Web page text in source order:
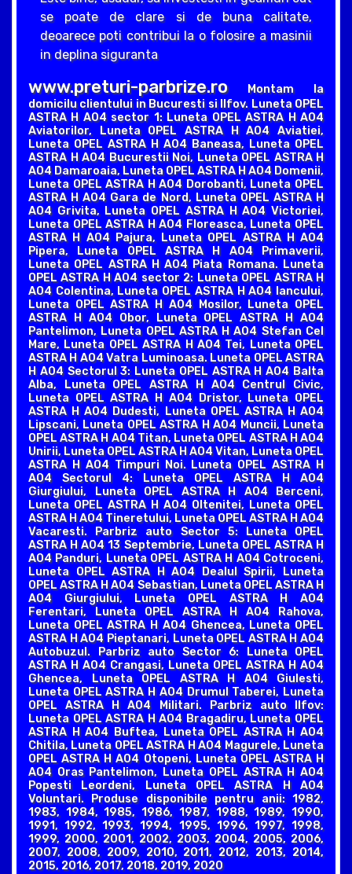
se poate de clare si de buna calitate,
deoarece poti contribui la o folosire a masinii
in deplina siguranta
www.preturi-parbrize.roMontam la
domicilu clientului in Bucuresti si Ilfov. Luneta OPEL
ASTRA H A04 sector 1: Luneta OPEL ASTRA H A04
Aviatorilor, Luneta OPEL ASTRA H A04 Aviatiei,
Luneta OPEL ASTRA H A04 Baneasa, Luneta OPEL
ASTRA H A04 Bucurestii Noi, Luneta OPEL ASTRA H
A04 Damaroaia, Luneta OPEL ASTRA H A04 Domenii,
Luneta OPEL ASTRA H A04 Dorobanti, Luneta OPEL
ASTRA H A04 Gara de Nord, Luneta OPEL ASTRA H
A04 Grivita, Luneta OPEL ASTRA H A04 Victoriei,
Luneta OPEL ASTRA H A04 Floreasca, Luneta OPEL
ASTRA H A04 Pajura, Luneta OPEL ASTRA H A04
Pipera, Luneta OPEL ASTRA H A04 Primaverii,
Luneta OPEL ASTRA H A04 Piata Romana. Luneta
OPEL ASTRA H A04 sector 2: Luneta OPEL ASTRA H
A04 Colentina, Luneta OPEL ASTRA H A04 Iancului,
Luneta OPEL ASTRA H A04 Mosilor, Luneta OPEL
ASTRA H A04 Obor, Luneta OPEL ASTRA H A04
Pantelimon, Luneta OPEL ASTRA H A04 Stefan Cel
Mare, Luneta OPEL ASTRA H A04 Tei, Luneta OPEL
ASTRA H A04 Vatra Luminoasa. Luneta OPEL ASTRA
H A04 Sectorul 3: Luneta OPEL ASTRA H A04 Balta
Alba, Luneta OPEL ASTRA H A04 Centrul Civic,
Luneta OPEL ASTRA H A04 Dristor, Luneta OPEL
ASTRA H A04 Dudesti, Luneta OPEL ASTRA H A04
Lipscani, Luneta OPEL ASTRA H A04 Muncii, Luneta
OPEL ASTRA H A04 Titan, Luneta OPEL ASTRA H A04
Unirii, Luneta OPEL ASTRA H A04 Vitan, Luneta OPEL
ASTRA H A04 Timpuri Noi. Luneta OPEL ASTRA H
A04 Sectorul 4: Luneta OPEL ASTRA H A04
Giurgiului, Luneta OPEL ASTRA H A04 Berceni,
Luneta OPEL ASTRA H A04 Oltenitei, Luneta OPEL
ASTRA H A04 Tineretului, Luneta OPEL ASTRA H A04
Vacaresti. Parbriz auto Sector 5: Luneta OPEL
ASTRA H A04 13 Septembrie, Luneta OPEL ASTRA H
A04 Panduri, Luneta OPEL ASTRA H A04 Cotroceni,
Luneta OPEL ASTRA H A04 Dealul Spirii, Luneta
OPEL ASTRA H A04 Sebastian, Luneta OPEL ASTRA H
A04 Giurgiului, Luneta OPEL ASTRA H A04
Ferentari, Luneta OPEL ASTRA H A04 Rahova,
Luneta OPEL ASTRA H A04 Ghencea, Luneta OPEL
ASTRA H A04 Pieptanari, Luneta OPEL ASTRA H A04
Autobuzul. Parbriz auto Sector 6: Luneta OPEL
ASTRA H A04 Crangasi, Luneta OPEL ASTRA H A04
Ghencea, Luneta OPEL ASTRA H A04 Giulesti,
Luneta OPEL ASTRA H A04 Drumul Taberei, Luneta
OPEL ASTRA H A04 Militari. Parbriz auto Ilfov:
Luneta OPEL ASTRA H A04 Bragadiru, Luneta OPEL
ASTRA H A04 Buftea, Luneta OPEL ASTRA H A04
Chitila, Luneta OPEL ASTRA H A04 Magurele, Luneta
OPEL ASTRA H A04 Otopeni, Luneta OPEL ASTRA H
A04 Oras Pantelimon, Luneta OPEL ASTRA H A04
Popesti Leordeni, Luneta OPEL ASTRA H A04
Voluntari. Produse disponibile pentru anii: 1982,
1983, 1984, 1985, 1986, 1987, 1988, 1989, 1990,
1991, 1992, 1993, 1994, 1995, 1996, 1997, 1998,
1999, 2000, 2001, 2002, 2003, 2004, 2005, 2006,
2007, 2008, 2009, 2010, 2011, 2012, 2013, 2014,
2015, 2016, 2017, 2018, 2019, 2020